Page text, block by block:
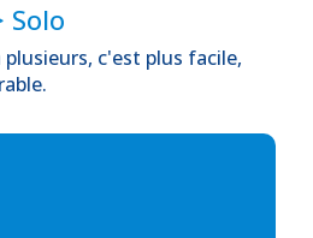
Solo
c'est plus facile,